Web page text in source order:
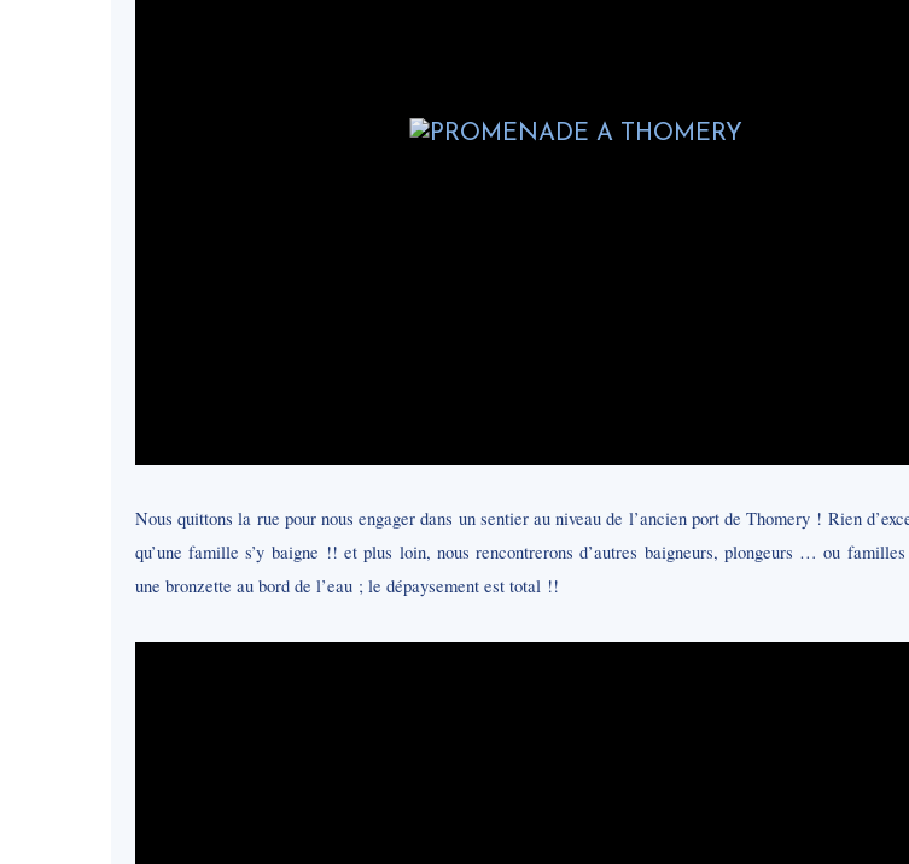
Nous quittons la rue pour nous engager dans un sentier au niveau de l’ancien port de Thomery ! Rien
qu’une famille s’y baigne !! et plus loin, nous rencontrerons d’autres baigneurs, plongeurs … ou
une bronzette au bord de l’eau ; le dépaysement est total !!